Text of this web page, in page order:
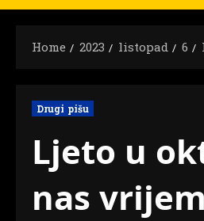
Home 2023 listopad 6
Drugi pišu
Ljeto u
nas